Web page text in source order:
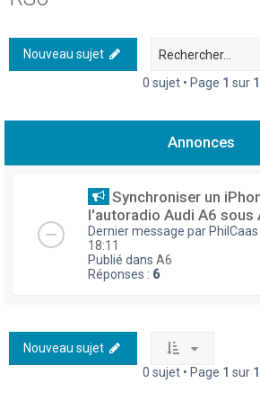
Nouveau sujet
0 sujet • Page 1 sur 1
Annonces
Synchroniser un
l'autoradio Audi A6 sous
Dernier message par PhilCaas
18:11
Publié dans A6
Réponses : 6
Nouveau sujet
0 sujet • Page 1 sur 1